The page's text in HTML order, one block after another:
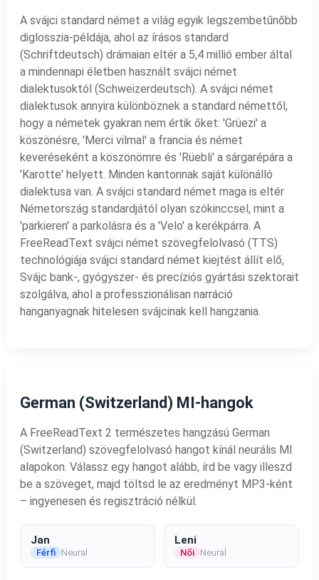
A svájci standard német a világ egyik legszembetűnőbb
diglosszia-példája, ahol az írásos standard
(Schriftdeutsch) drámaian eltér a 5,4 millió ember által
a mindennapi életben használt svájci német
dialektusoktól (Schweizerdeutsch). A svájci német
dialektusok annyira különböznek a standard némettől,
hogy a németek gyakran nem értik őket: 'Grüezi' a
köszönésre, 'Merci vilmal' a francia és német
keveréseként a köszönömre és 'Rüebli' a sárgarépára a
'Karotte' helyett. Minden kantonnak saját különálló
dialektusa van. A svájci standard német maga is eltér
Németország standardjától olyan szókinccsel, mint a
'parkieren' a parkolásra és a 'Velo' a kerékpárra. A
FreeReadText svájci német szövegfelolvasó (TTS)
technológiája svájci standard német kiejtést állít elő,
Svájc bank-, gyógyszer- és precíziós gyártási szektorait
szolgálva, ahol a professzionálisan narráció
hanganyagnak hitelesen svájcinak kell hangzania.
German (Switzerland) MI-hangok
A FreeReadText 2 természetes hangzású German
(Switzerland) szövegfelolvasó hangot kínál neurális MI
alapokon. Válassz egy hangot alább, írd be vagy illeszd
be a szöveget, majd töltsd le az eredményt MP3-ként
– ingyenesen és regisztráció nélkül.
Jan
Férfi Neural
Leni
Női Neural